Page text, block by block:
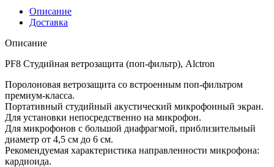
Описание
Доставка
Описание
PF8 Студийная ветрозащита (поп-фильтр), Alctron
Поролоновая ветрозащита со встроенным поп-фильтром
премиум-класса.
Портативный студийный акустический микрофонный экран.
Для установки непосредственно на микрофон.
Для микрофонов с большой диафрагмой, приблизительный
диаметр от 4,5 см до 6 см.
Рекомендуемая характеристика направленности микрофона:
кардиоида.